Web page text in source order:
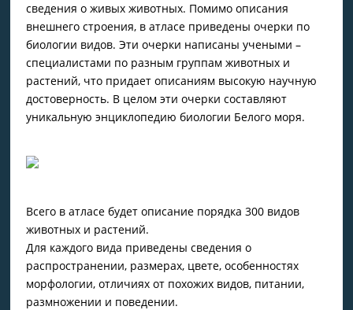
сведения о живых животных. Помимо описания
внешнего строения, в атласе приведены очерки по
биологии видов. Эти очерки написаны учеными –
специалистами по разным группам животных и
растений, что придает описаниям высокую научную
достоверность. В целом эти очерки составляют
уникальную энциклопедию биологии Белого моря.
Всего в атласе будет описание порядка 300 видов
животных и растений.
Для каждого вида приведены сведения о
распространении, размерах, цвете, особенностях
морфологии, отличиях от похожих видов, питании,
размножении и поведении.